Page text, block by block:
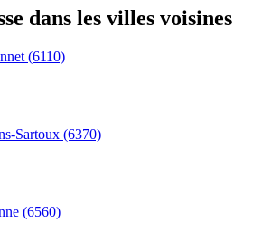
dans les villes voisines
(6110)
Sartoux (6370)
(6560)